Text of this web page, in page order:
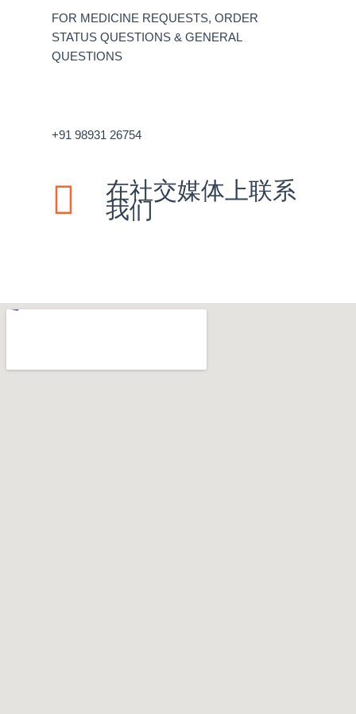
FOR MEDICINE REQUESTS, ORDER
STATUS QUESTIONS & GENERAL
QUESTIONS
+91 98931 26754
在社交媒体上联系
我们